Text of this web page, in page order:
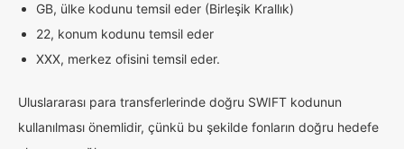
GB, ülke kodunu temsil eder (Birleşik Krallık)
22, konum kodunu temsil eder
XXX, merkez ofisini temsil eder.
Uluslararası para transferlerinde doğru SWIFT kodunun
kullanılması önemlidir, çünkü bu şekilde fonların doğru hedefe